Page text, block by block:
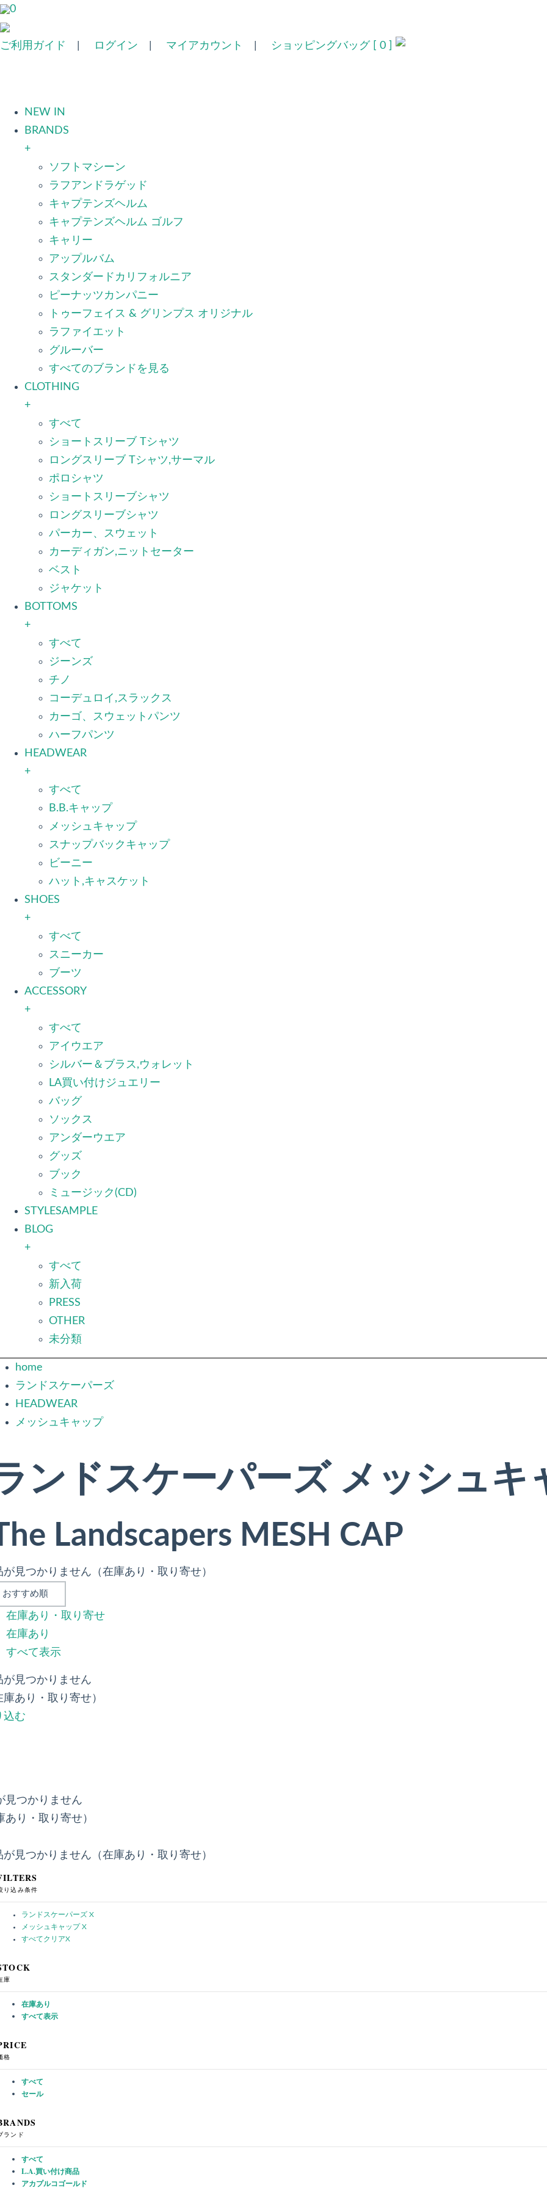
0
ご利用ガイド ログイン マイアカウント ショッピングバッグ [ 0 ]
NEW IN
BRANDS
+
ソフトマシーン
ラフアンドラゲッド
キャプテンズヘルム
キャプテンズヘルム ゴルフ
キャリー
アップルバム
スタンダードカリフォルニア
ピーナッツカンパニー
トゥーフェイス & グリンプス オリジナル
ラファイエット
グルーバー
すべてのブランドを見る
CLOTHING
+
すべて
ショートスリーブ Tシャツ
ロングスリーブ Tシャツ,サーマル
ポロシャツ
ショートスリーブシャツ
ロングスリーブシャツ
パーカー、スウェット
カーディガン,ニットセーター
ベスト
ジャケット
BOTTOMS
+
すべて
ジーンズ
チノ
コーデュロイ,スラックス
カーゴ、スウェットパンツ
ハーフパンツ
HEADWEAR
+
すべて
B.B.キャップ
メッシュキャップ
スナップバックキャップ
ビーニー
ハット,キャスケット
SHOES
+
すべて
スニーカー
ブーツ
ACCESSORY
+
すべて
アイウエア
シルバー＆ブラス,ウォレット
LA買い付けジュエリー
バッグ
ソックス
アンダーウエア
グッズ
ブック
ミュージック(CD)
STYLESAMPLE
BLOG
+
すべて
新入荷
PRESS
OTHER
未分類
home
ランドスケーパーズ
HEADWEAR
メッシュキャップ
ンドスケーパーズ メッシュキ
Landscapers MESH CAP
が見つかりません（在庫あり・取り寄せ）
在庫あり・取り寄せ
在庫あり
すべて表示
が見つかりません
庫あり・取り寄せ）
込む
見つかりません
あり・取り寄せ）
が見つかりません（在庫あり・取り寄せ）
り込み条件
ランドスケーパーズ X
メッシュキャップ X
すべてクリアX
庫
在庫あり
すべて表示
格
すべて
セール
ランド
すべて
L.A.買い付け商品
アカプルコゴールド